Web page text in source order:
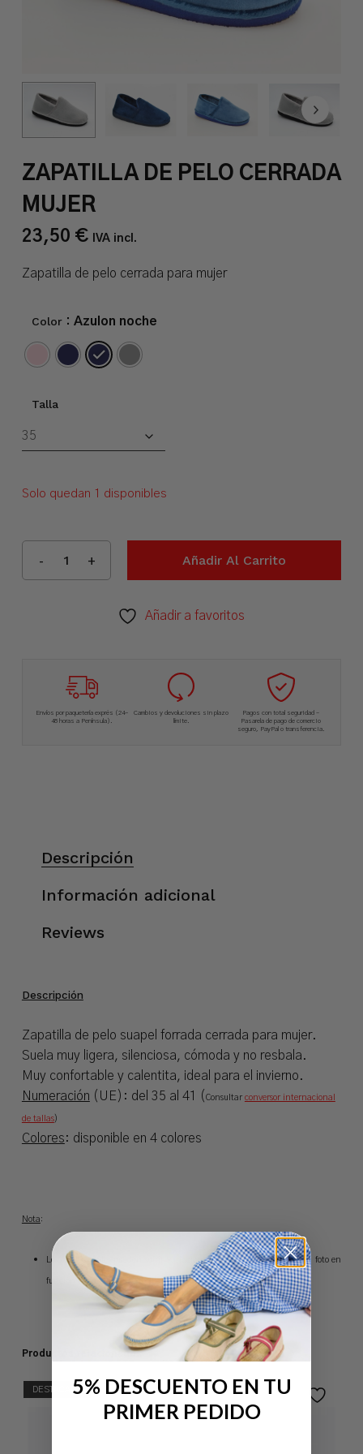
ZAPATILLA DE PELO CERRADA
MUJER
23,50 € IVA incl.
Zapatilla de pelo cerrada para mujer
Color : Azulon noche
Talla
Solo quedan 1 disponibles
Añadir Al Carrito
Añadir a favoritos
Envíos por paquetería exprés (24-
48 horas a Península).
Cambios y devoluciones sin plazo
límite.
Pagos con total seguridad –
Pasarela de pago de comercio
seguro, PayPal o transferencia.
Descripción
Información adicional
Reviews
Descripción
Zapatilla de pelo suapel forrada cerrada para mujer.
Suela muy ligera, silenciosa, cómoda y no resbala.
Muy confortable y calentita, ideal para el invierno.
Numeración (UE): del 35 al 41 ( Consultar conversor internacional
de tallas)
Colores: disponible en 4 colores
Nota:
Los colores reales pueden sufrir variaciones de tonalidad respecto a la foto en
función de los ajustes de brillo y contraste del monitor.
Productos relacionados
DESTACADO5% DESCUENTO EN TU
PRIMER PEDIDO